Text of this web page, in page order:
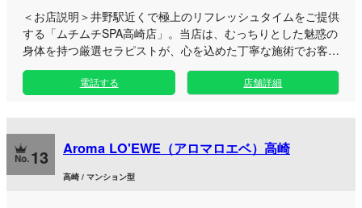
＜お店説明＞井野駅近くで極上のリフレッシュタイムをご提供
する「ムチムチSPA高崎店」。当店は、むっちりとした魅惑の
身体を持つ厳選セラピストが、心を込めた丁寧な施術でお客様
の疲れをじっくりと揉みほぐすプライベートサロンです。 日
常の忙しさを忘れて静かに癒やされたい大人の方や、お仕事帰
りにすっきりリフレッシュしたいビジネスマンの方にぴったり
隠れ家ルームにて、一人ひとりの好みに合わせた心地よいアプ
ローチをご堪能いただけます。 高崎エリアのアクセスしやす
い立地ですので、お仕事終わりの遅い時間や休日のお出かけの
合間にも気軽にお立ち寄りいただけます。至福のひとときをぜ
電話する 店舗詳細
13 Aroma LO'EWE（アロマロエベ）高崎
高崎 / マンション型